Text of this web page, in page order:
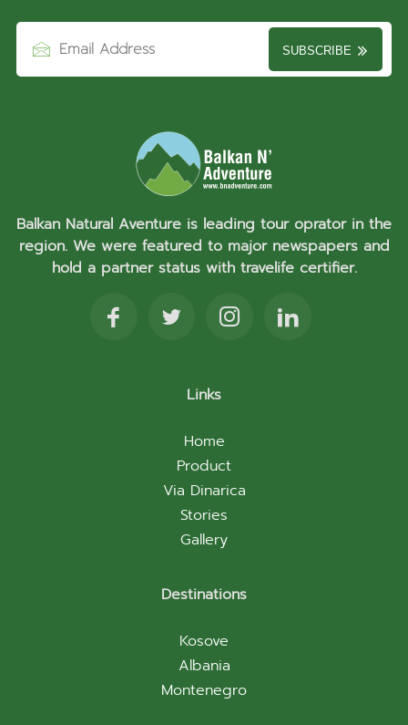
SUBSCRIBE
Balkan Natural Aventure is leading tour oprator in the
region. We were featured to major newspapers and
hold a partner status with travelife certifier.
Links
Home
Product
Via Dinarica
Stories
Gallery
Destinations
Kosove
Albania
Montenegro